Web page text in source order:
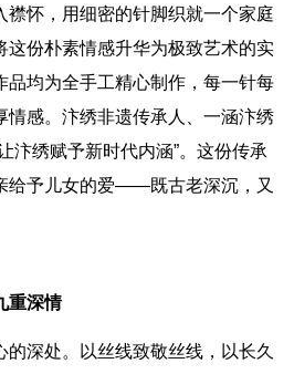
襟怀，用细密的针脚织就一个家庭
这份朴素情感升华为极致艺术的实
品均为全手工精心制作，每一针每
情感。汴绣非遗传承人、一涵汴绣
汴绣赋予新时代内涵”。这份传承
给予儿女的爱——既古老深沉，又
重深情
深处。以丝线致敬丝线，以长久